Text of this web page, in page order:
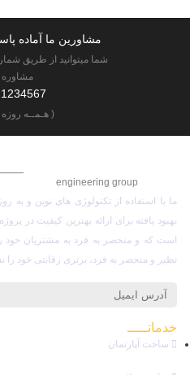
مشاورین ما آماده
شما میتوانید از طریق
مشاوره
1234567 - 035
( هـمــه روزه ۸ تــا ۲۰ )
engineering group
ما با استفاده از تکنولوژی های نوین و
بهبود یافته برای ارائه بهترین کیفیت در
است که و منحصر به فرد به مشتریان خود
نظیر و منحصر به فرد، برتری رقابتی خود را
خدماتـــــمجموعه
ساخت آپارتمان